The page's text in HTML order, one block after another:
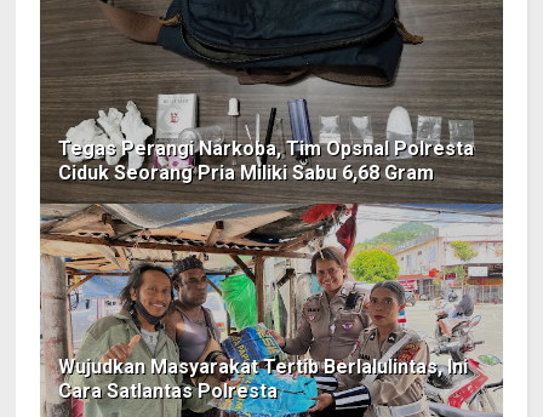
‎Tegas Perangi Narkoba, Tim Opsnal Polresta
Ciduk Seorang Pria Miliki Sabu 6,68 Gram
‎Wujudkan Masyarakat Tertib Berlalulintas, Ini
Cara Satlantas Polresta